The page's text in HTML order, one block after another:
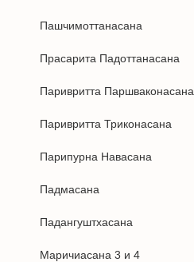
Пашчимоттанасана
Прасарита Падоттанасана
Паривритта Паршваконасана
Паривритта Триконасана
Парипурна Навасана
Падмасана
Падангуштхасана
Маричиасана 3 и 4